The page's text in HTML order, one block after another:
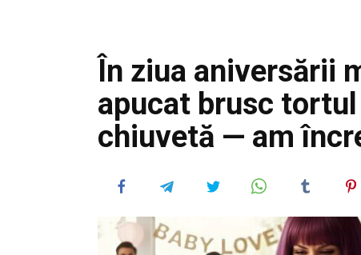
În ziua aniversării
apucat brusc
chiuvetă — am